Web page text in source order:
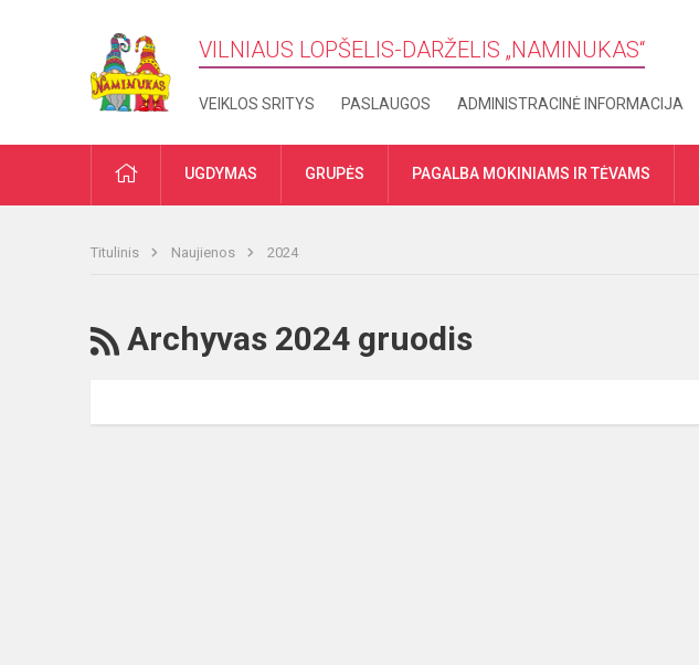
VILNIAUS LOPŠELIS-DARŽELIS „​NAMINUKAS“
VEIKLOS SRITYS PASLAUGOS ADMINISTRACINĖ INFORMACIJA
PRADŽIAUGDYMAS GRUPĖS PAGALBA MOKINIAMS IR TĖVAMS
Titulinis Naujienos 2024
RSS
Archyvas 2024 gruodis